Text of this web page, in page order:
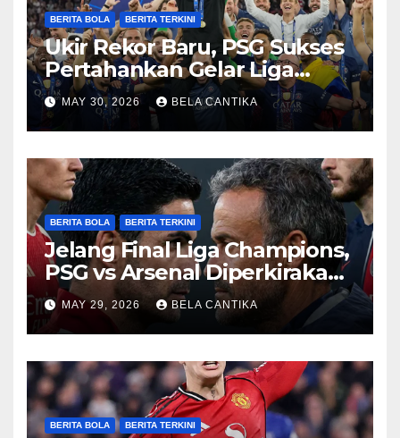
BERITA BOLA BERITA TERKINI
Ukir Rekor Baru, PSG Sukses
Pertahankan Gelar Liga
Champions
MAY 30, 2026 BELA CANTIKA
BERITA BOLA BERITA TERKINI
Jelang Final Liga Champions,
PSG vs Arsenal Diperkirakan
Sengit
MAY 29, 2026 BELA CANTIKA
BERITA BOLA BERITA TERKINI